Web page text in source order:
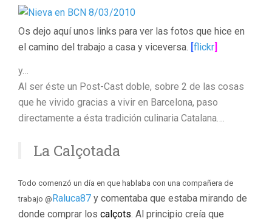
Os dejo aquí unos links para ver las fotos que hice en
el camino del trabajo a casa y viceversa. flickr
y…
Al ser éste un Post-Cast doble, sobre 2 de las cosas
que he vivido gracias a vivir en Barcelona, paso
directamente a ésta tradición culinaria Catalana….
La Calçotada
Todo comenzó un día en que hablaba con una compañera de
trabajo @ Raluca87 y comentaba que estaba mirando de
donde comprar los calçots. Al principio creía que